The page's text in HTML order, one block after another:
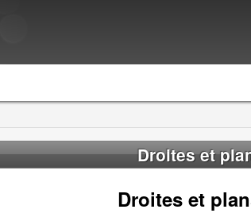
Droites et
Droites et